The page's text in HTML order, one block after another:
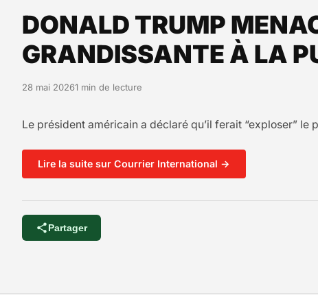
DONALD TRUMP
GRANDISSANTE À LA
28 mai 20261 min de lecture
Le président américain a déclaré qu’il ferait “exploser” le
Lire la suite sur Courrier International →
Partager